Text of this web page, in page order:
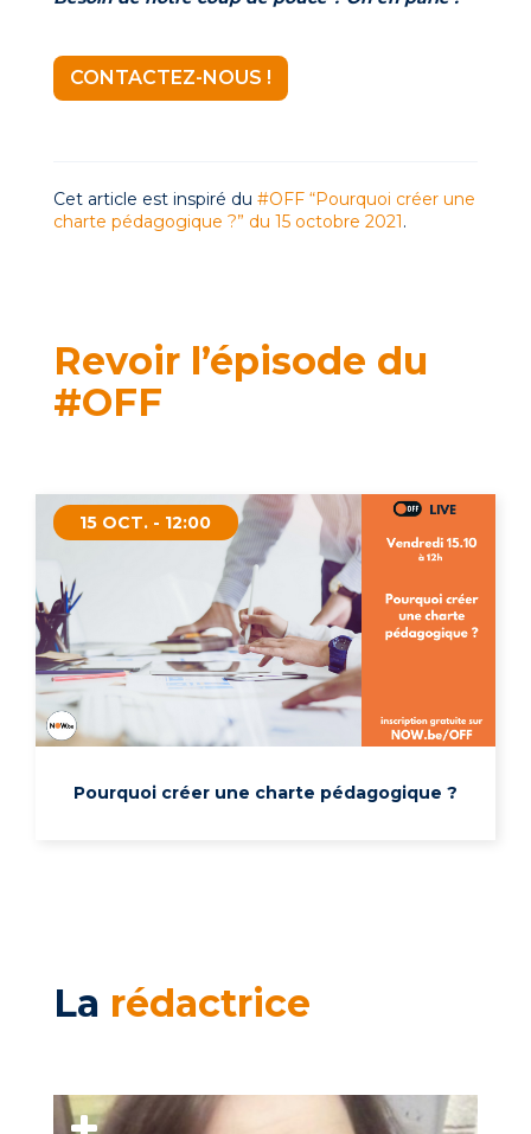
CONTACTEZ-NOUS !
Cet article est inspiré du #OFF “Pourquoi créer une
charte pédagogique ?” du 15 octobre 2021.
Revoir l’épisode du
#OFF
15 OCT. - 12:00
Pourquoi créer une charte pédagogique ?
La rédactrice